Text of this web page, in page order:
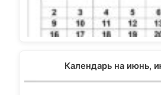
Календарь на июнь,